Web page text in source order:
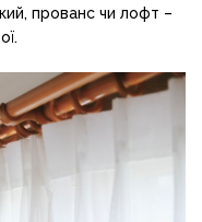
прованс чи лофт –